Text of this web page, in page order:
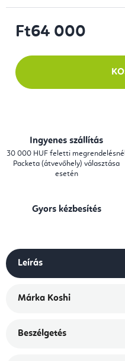
Ft64 000
Ingyenes szállítás
30 000 HUF feletti megrendelésnél
Packeta (átvevőhely) választása
esetén
Gyors kézbesítés
Leírás
Márka Koshi
Beszélgetés